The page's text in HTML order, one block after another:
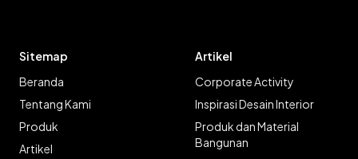
Sitemap
Beranda
Tentang Kami
Produk
Artikel
Artikel
Corporate Activity
Inspirasi Desain Interior
Produk dan Material
Bangunan